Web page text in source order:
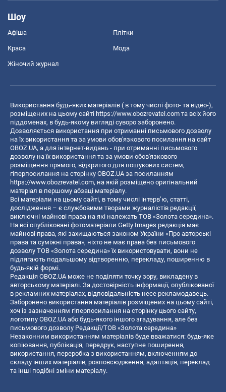
Шоу
Афіша Плітки
Краса Мода
Жіночий журнал
Використання будь-яких матеріалів ( в тому числі фото- та відео-),
розміщених на цьому сайті https://www.obozrevatel.com та всіх його
піддоменах, в будь-якому вигляді суворо заборонено.
Дозволяється використання при отриманні письмового дозволу
на їх використання та за умови обов'язкового посилання на сайт
OBOZ.UA, а для інтернет-видань - при отриманні письмового
дозволу на їх використання та за умови обов'язкового
розміщення прямого, відкритого для пошукових систем,
гіперпосилання на сторінку OBOZ.UA за посиланням
https://www.obozrevatel.com, на якій розміщено оригінальний
матеріал в першому абзаці матеріалу.
Всі матеріали на цьому сайті, в тому числі інтерв’ю, статті,
дослідження – є службовими творами журналістів редакції,
виключні майнові права на які належать ТОВ «Золота середина».
На всі опубліковані фотоматеріали Getty Images редакція має
майнові права, які захищаються законом України «Про авторські
права та суміжні права», ніхто не має права без письмового
дозволу ТОВ «Золота середина» їх використовувати, вони не
підлягають подальшому відтворенню, перекладу, поширенню в
будь-якій формі.
Редакція OBOZ.UA може не поділяти точку зору, викладену в
авторському матеріалі. За достовірність інформації, опублікованої
в рекламних матеріалах, відповідальність несе рекламодавець.
Заборонено використання матеріалів розміщених на цьому сайті,
хоч із зазначенням гіперпосилання на сторінку цього сайту,
логотипу OBOZ.UA або будь-якого іншого згадування, але без
письмового дозволу Редакції/ТОВ «Золота середина»
Незаконним використанням матеріалів буде вважатися: будь-яке
копiювання, публiкацiя, передрук, наступне поширення,
використання, переробка з використанням, включенням до
складу інших матеріалів, розповсюдження, адаптація, переклад
та інші подібні зміни матеріалу.